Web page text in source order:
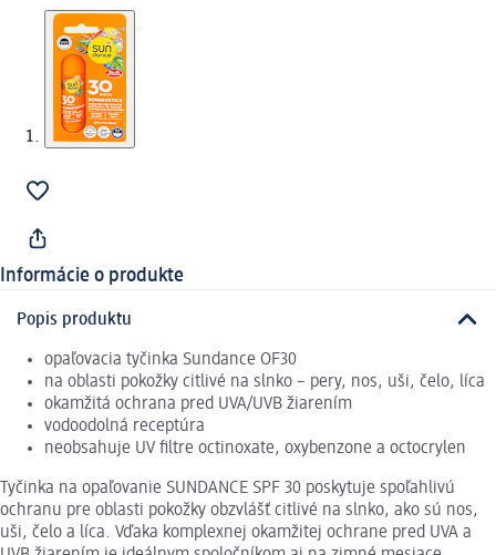
Informácie o produkte
Popis produktu
opaľovacia tyčinka Sundance OF30
na oblasti pokožky citlivé na slnko – pery, nos, uši, čelo, líca
okamžitá ochrana pred UVA/UVB žiarením
vodoodolná receptúra
neobsahuje UV filtre octinoxate, oxybenzone a octocrylen
Tyčinka na opaľovanie SUNDANCE SPF 30 poskytuje spoľahlivú
ochranu pre oblasti pokožky obzvlášť citlivé na slnko, ako sú nos,
uši, čelo a líca. Vďaka komplexnej okamžitej ochrane pred UVA a